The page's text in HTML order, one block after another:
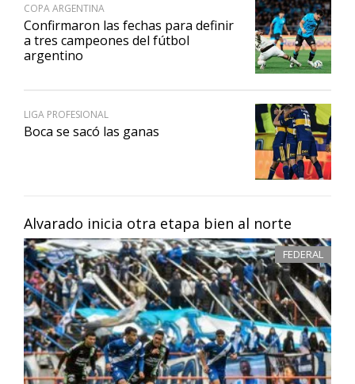
Alvarado inicia otra etapa bien al norte
FEDERAL
COPA ARGENTINA
Confirmaron las fechas para definir
a tres campeones del fútbol
argentino
LIGA PROFESIONAL
Boca se sacó las ganas